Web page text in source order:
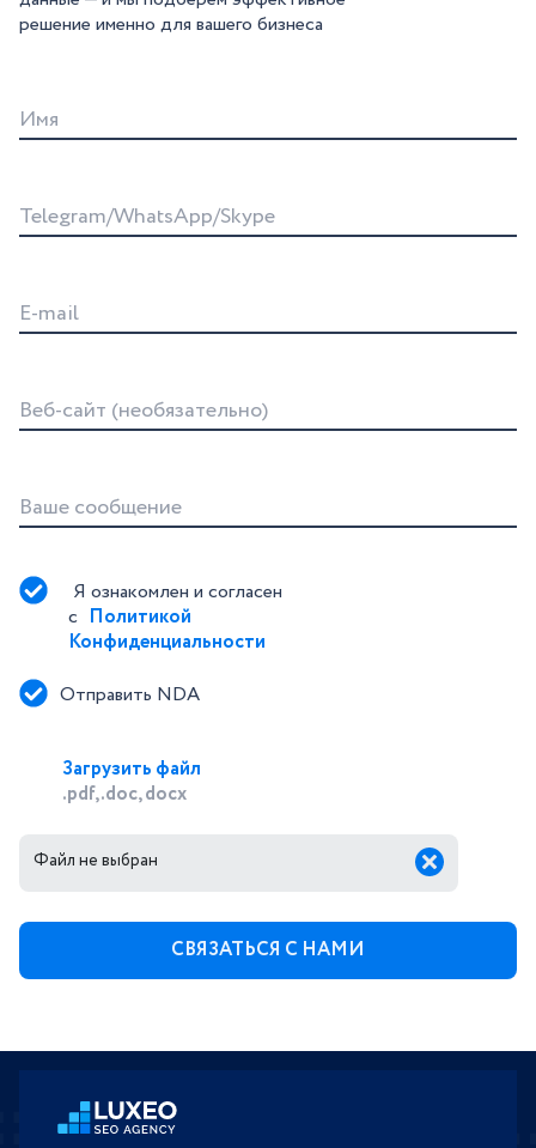
решение именно для вашего бизнеса
Имя
Telegram/WhatsApp/Skype
E-mail
Веб-сайт (необязательно)
Ваше сообщение
Я ознакомлен и согласен
с Политикой
Конфиденциальности
Отправить NDA
Загрузить файл
.pdf, .doc, docx
Файл не выбран